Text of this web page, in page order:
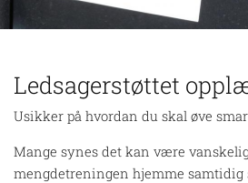
Ledsagerstøttet
Usikker på hvordan du skal øve
Mange synes det kan være
mengdetreningen hjemme samtidig